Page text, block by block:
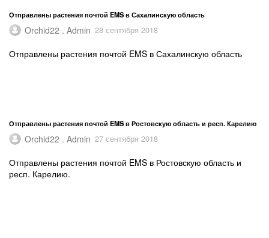
Отправлены растения почтой EMS в Сахалинскую область
Orchid22 . Admin 28 сентября 2018
Отправлены растения почтой EMS в Сахалинскую область
Отправлены растения почтой EMS в Ростовскую область и респ. Карелию
Orchid22 . Admin 27 сентября 2018
Отправлены растения почтой EMS в Ростовскую область и
респ. Карелию.